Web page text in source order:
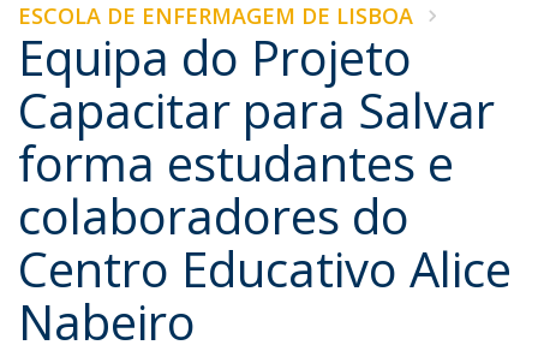
ESCOLA DE ENFERMAGEM DE LISBOA
Equipa do Projeto
Capacitar para Salvar
forma estudantes e
colaboradores do
Centro Educativo Alice
Nabeiro